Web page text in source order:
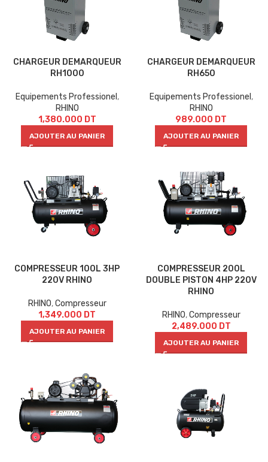
CHARGEUR DEMARQUEUR
RH1000
Equipements Professionel ,
RHINO
1,380.000 DT
AJOUTER AU PANIER
CHARGEUR DEMARQUEUR
RH650
Equipements Professionel ,
RHINO
989.000 DT
AJOUTER AU PANIER
COMPRESSEUR 100L 3HP
220V RHINO
RHINO,Compresseur
1,349.000 DT
AJOUTER AU PANIER
COMPRESSEUR 200L
DOUBLE PISTON 4HP 220V
RHINO
RHINO,Compresseur
2,489.000 DT
AJOUTER AU PANIER